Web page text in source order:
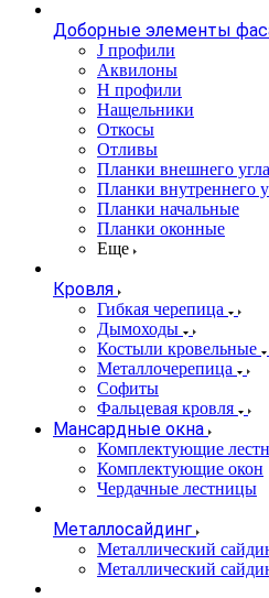
Доборные элементы
J профили
Аквилоны
Н профили
Нащельники
Откосы
Отливы
Планки внешнего угла
Планки внутреннего
Планки начальные
Планки оконные
Еще
Кровля
Гибкая черепица
Дымоходы
Костыли кровельные
Металлочерепица
Софиты
Фальцевая кровля
Мансардные окна
Комплектующие
Комплектующие окон
Чердачные лестницы
Металлосайдинг
Металлический
Металлический